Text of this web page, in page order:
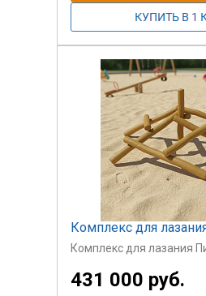
Комплекс для
Комплекс для лазания
431 000 руб.